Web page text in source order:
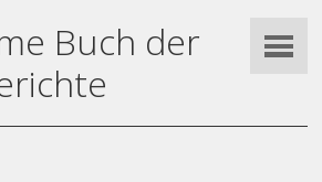
Buch der